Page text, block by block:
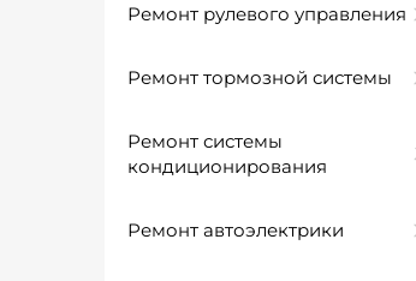
Ремонт рулевого управления
Ремонт тормозной системы
Ремонт системы
кондиционирования
Ремонт автоэлектрики